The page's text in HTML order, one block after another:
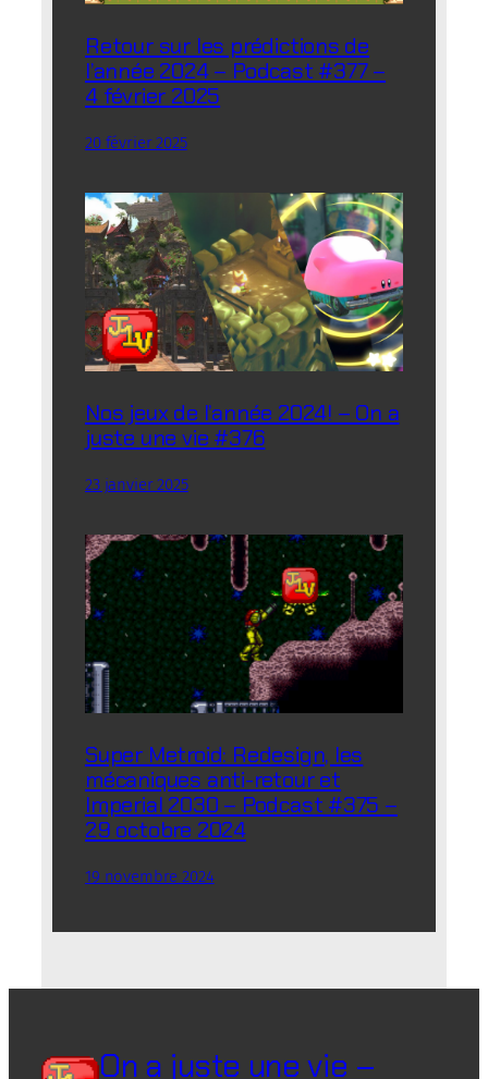
Retour sur les prédictions de
l’année 2024 – Podcast #377 –
4 février 2025
20 février 2025
Nos jeux de l’année 2024! – On a
juste une vie #376
23 janvier 2025
Super Metroid: Redesign, les
mécaniques anti-retour et
Imperial 2030 – Podcast #375 –
29 octobre 2024
19 novembre 2024
On a juste une vie –